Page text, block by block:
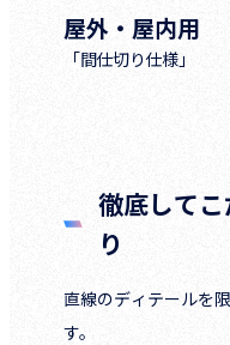
屋外・屋内用
「間仕切り仕様」
徹底して
り
直線のディテールを
す。